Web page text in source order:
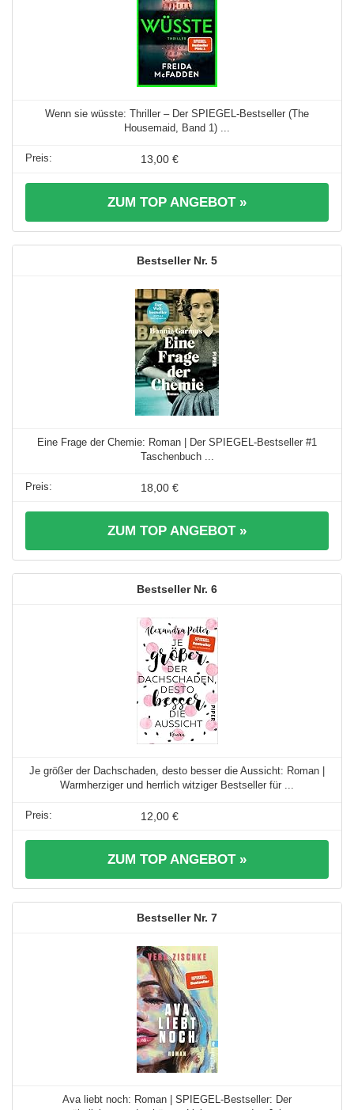
Wenn sie wüsste: Thriller – Der SPIEGEL-Bestseller (The
Housemaid, Band 1) ...
13,00 €
ZUM TOP ANGEBOT »
5
Eine Frage der Chemie: Roman | Der SPIEGEL-Bestseller #1
Taschenbuch ...
18,00 €
ZUM TOP ANGEBOT »
6
Je größer der Dachschaden, desto besser die Aussicht: Roman |
Warmherziger und herrlich witziger Bestseller für ...
12,00 €
ZUM TOP ANGEBOT »
7
Ava liebt noch: Roman | SPIEGEL-Bestseller: Der